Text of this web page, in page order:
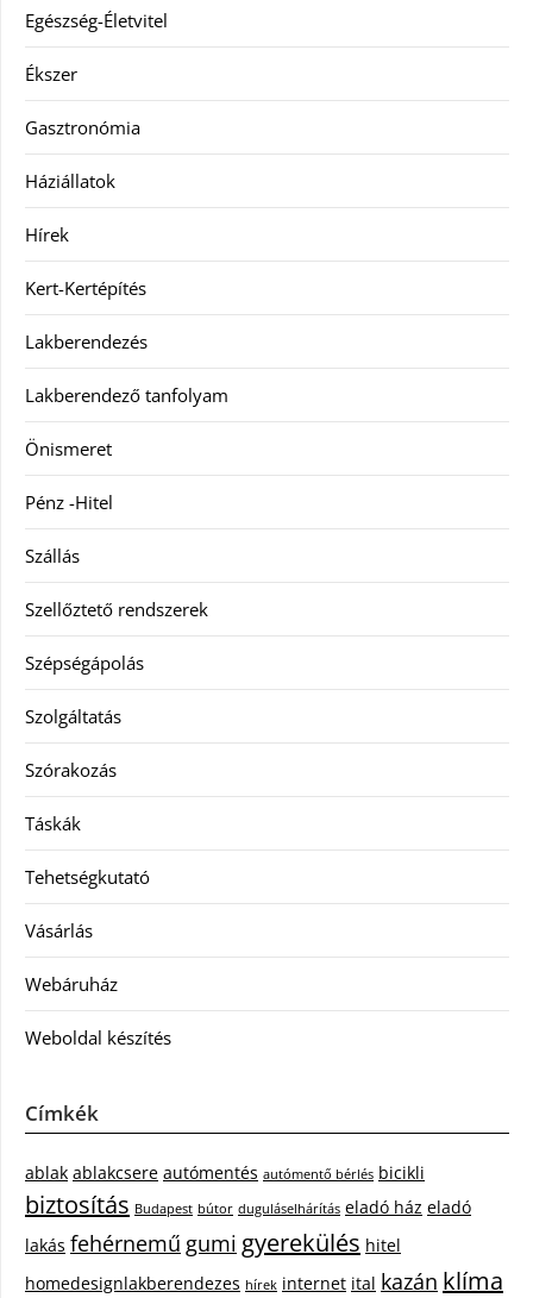
Egészség-Életvitel
Ékszer
Gasztronómia
Háziállatok
Hírek
Kert-Kertépítés
Lakberendezés
Lakberendező tanfolyam
Önismeret
Pénz -Hitel
Szállás
Szellőztető rendszerek
Szépségápolás
Szolgáltatás
Szórakozás
Táskák
Tehetségkutató
Vásárlás
Webáruház
Weboldal készítés
Címkék
ablak ablakcsere autómentés autómentő bérlés bicikli
biztosítás Budapest bútor duguláselhárítás eladó ház eladó
lakás fehérnemű gumi gyerekülés hitel
homedesignlakberendezes hírek internet ital kazán klíma